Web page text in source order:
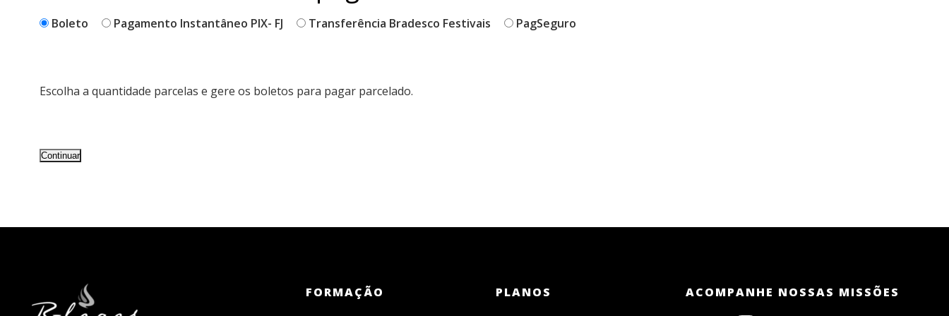
Boleto Pagamento Instantâneo PIX- FJ Transferência Bradesco Festivais PagSeguro
Escolha a quantidade parcelas e gere os boletos para pagar parcelado.
No val
FORMAÇÃO PLANOS ACOMPANHE NOSSAS MISSÕES